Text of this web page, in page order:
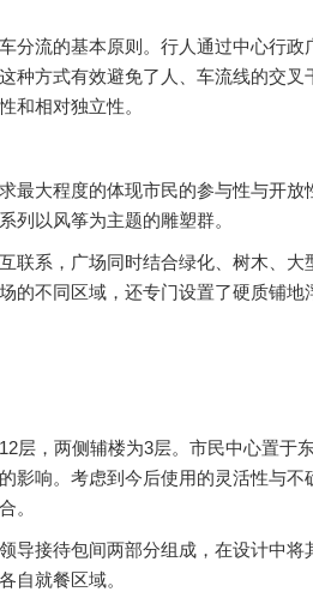
流的基本原则。行人通过中心行政
种方式有效避免了人、车流线的交
和相对独立性。
大程度的体现市民的参与性与开放
列以风筝为主题的雕塑群。
系，广场同时结合绿化、树木、大
的不同区域，还专门设置了硬质铺
，两侧辅楼为3层。市民中心置于
影响。考虑到今后使用的灵活性与
。
接待包间两部分组成，在设计中将
自就餐区域。